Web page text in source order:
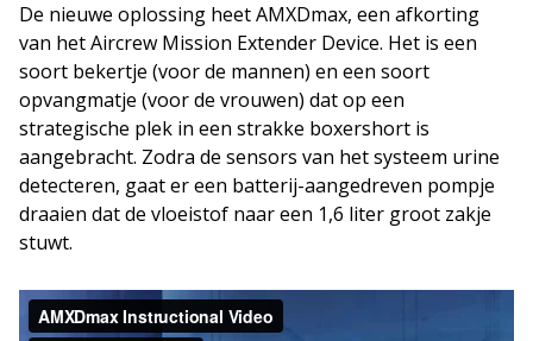
De nieuwe oplossing heet AMXDmax, een afkorting
van het Aircrew Mission Extender Device. Het is een
soort bekertje (voor de mannen) en een soort
opvangmatje (voor de vrouwen) dat op een
strategische plek in een strakke boxershort is
aangebracht. Zodra de sensors van het systeem urine
detecteren, gaat er een batterij-aangedreven pompje
draaien dat de vloeistof naar een 1,6 liter groot zakje
stuwt.